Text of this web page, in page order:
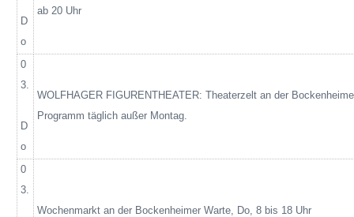
D
o
ab 20 Uhr
0
3.
D
o
WOLFHAGER FIGURENTHEATER: Theaterzelt an der
Programm täglich außer Montag.
0
3.
Wochenmarkt an der Bockenheimer Warte, Do, 8 bis 18 Uhr